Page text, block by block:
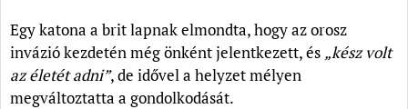
Egy katona a brit lapnak elmondta, hogy az orosz
invázió kezdetén még önként jelentkezett, és „kész volt
az életét adni”, de idővel a helyzet mélyen
megváltoztatta a gondolkodását.